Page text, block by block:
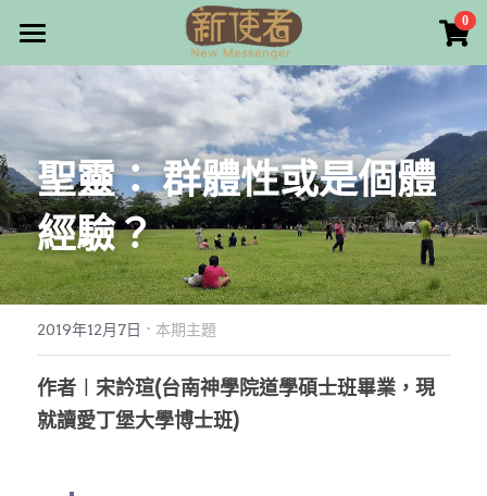
0
最新消息
雜誌目錄
雜誌專欄
最新文章
編者的話
本期主題
大專世界
畫話人生
寫寫畫畫
漫畫
訂購/奉獻/廣告刊登
好站連結
Facebook
聖靈： 群體性或是個體
經驗？
2019年12月7日 · 本期主題
作者︱宋訡瑄(台南神學院道學碩士班畢業，現
就讀愛丁堡大學博士班)
×
商品分類
所有商品分類